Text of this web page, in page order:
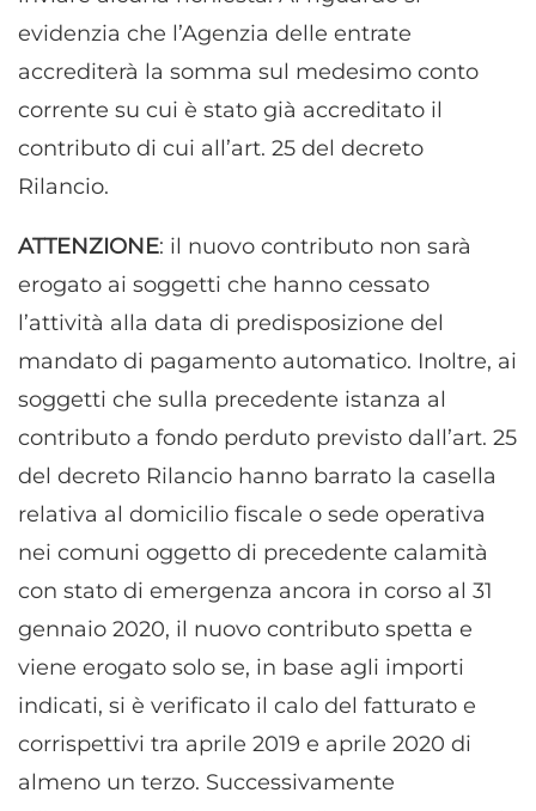
personalizzati, Sviluppare e migliorare i servizi, Utilizzare dati
limitati per la selezione dei contenuti.
fonti di dati, Collegare diversi dispositivi,
Identificare i dispositivi in base alle informazioni
Utilizzare dati di geolocalizzazione precisi,
Riconoscere i dispositivi in base a informazioni
richieste attivamente.
Garantire la sicurezza, prevenire e
rilevare frodi, correggere errori, Erogare
e presentare pubblicità e contenuto,
Salvare e comunicare le scelte sulla
Sempre attivo
evidenzia che l’Agenzia delle entrate
accrediterà la somma sul medesimo conto
corrente su cui è stato già accreditato il
contributo di cui all’art. 25 del decreto
Rilancio.
ATTENZIONE: il nuovo contributo non sarà
erogato ai soggetti che hanno cessato
l’attività alla data di predisposizione del
mandato di pagamento automatico. Inoltre, ai
soggetti che sulla precedente istanza al
contributo a fondo perduto previsto dall’art. 25
del decreto Rilancio hanno barrato la casella
relativa al domicilio fiscale o sede operativa
nei comuni oggetto di precedente calamità
con stato di emergenza ancora in corso al 31
gennaio 2020, il nuovo contributo spetta e
viene erogato solo se, in base agli importi
indicati, si è verificato il calo del fatturato e
corrispettivi tra aprile 2019 e aprile 2020 di
almeno un terzo. Successivamente